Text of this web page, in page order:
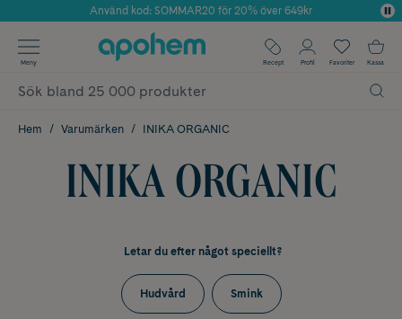
Årets Butik 2025 inom Skönhet
Använd kod: SOMMAR20 för 20% över 649kr
✓ Fri frakt
✓ Poäng på alla köp*
Meny Recept Profil Favoriter Kassa
Hem Varumärken INIKA ORGANIC
INIKA ORGANIC
Letar du efter något speciellt?
Hudvård Smink